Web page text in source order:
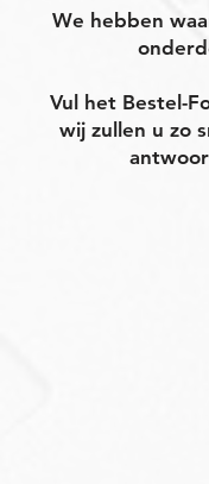
We hebben
Vul het Bestel-
wij zullen u zo